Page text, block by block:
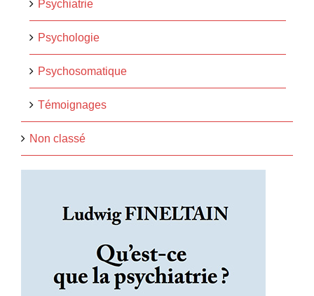
Psychiatrie
Psychologie
Psychosomatique
Témoignages
Non classé